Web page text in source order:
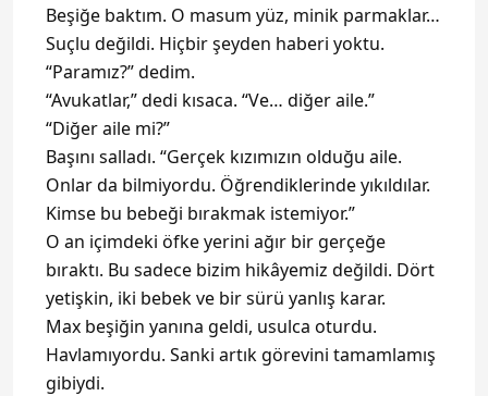
Beşiğe baktım. O masum yüz, minik parmaklar…
Suçlu değildi. Hiçbir şeyden haberi yoktu.
“Paramız?” dedim.
“Avukatlar,” dedi kısaca. “Ve… diğer aile.”
“Diğer aile mi?”
Başını salladı. “Gerçek kızımızın olduğu aile.
Onlar da bilmiyordu. Öğrendiklerinde yıkıldılar.
Kimse bu bebeği bırakmak istemiyor.”
O an içimdeki öfke yerini ağır bir gerçeğe
bıraktı. Bu sadece bizim hikâyemiz değildi. Dört
yetişkin, iki bebek ve bir sürü yanlış karar.
Max beşiğin yanına geldi, usulca oturdu.
Havlamıyordu. Sanki artık görevini tamamlamış
gibiydi.